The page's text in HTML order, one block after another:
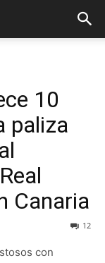
10
paliza
Canaria
12
con